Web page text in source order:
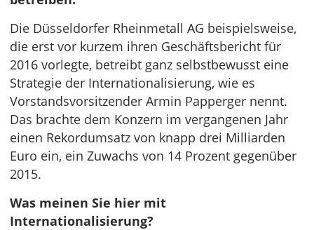
Die Düsseldorfer Rheinmetall AG beispielsweise,
die erst vor kurzem ihren Geschäftsbericht für
2016 vorlegte, betreibt ganz selbstbewusst eine
Strategie der Internationalisierung, wie es
Vorstandsvorsitzender Armin Papperger nennt.
Das brachte dem Konzern im vergangenen Jahr
einen Rekordumsatz von knapp drei Milliarden
Euro ein, ein Zuwachs von 14 Prozent gegenüber
2015.
Was meinen Sie hier mit
Internationalisierung?